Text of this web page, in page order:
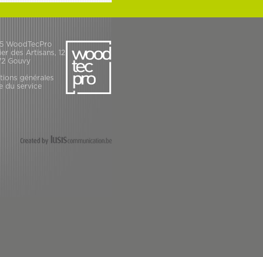
WoodTecPro
des Artisans, 12
Gouvy
générales
du service